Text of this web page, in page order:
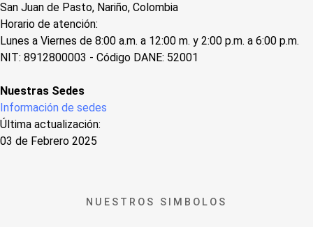
San Juan de Pasto, Nariño, Colombia
Horario de atención:
Lunes a Viernes de 8:00 a.m. a 12:00 m. y 2:00 p.m. a 6:00 p.m.
NIT: 8912800003 - Código DANE: 52001
Nuestras Sedes
Información de sedes
Última actualización:
03 de Febrero 2025
NUESTROS SIMBOLOS